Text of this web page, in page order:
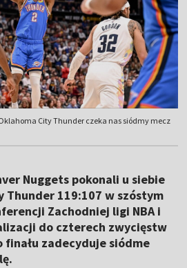
City Thunder czeka nas siódmy mecz
Nuggets pokonali u siebie
Thunder 119:107 w szóstym
Zachodniej ligi NBA i
do czterech zwycięstw
finału zadecyduje siódme